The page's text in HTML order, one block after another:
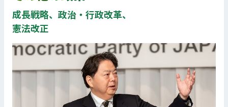
成長戦略、政治・行政改革、
憲法改正